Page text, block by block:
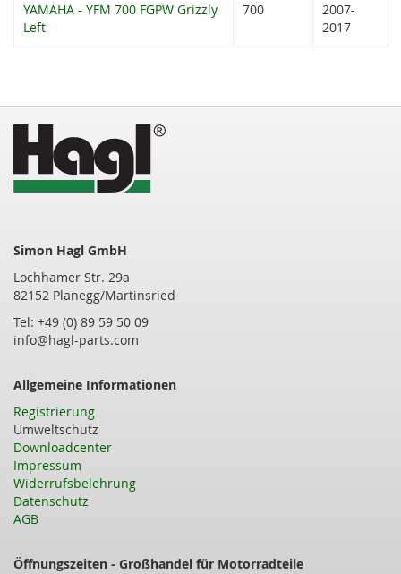
YAMAHA - YFM 700 FGPW Grizzly
Left
700
2007-
2017
Simon Hagl GmbH
Lochhamer Str. 29a
82152 Planegg/Martinsried
Tel: +49 (0) 89 59 50 09
info@hagl-parts.com
Allgemeine Informationen
Registrierung
Umweltschutz
Downloadcenter
Impressum
Widerrufsbelehrung
Datenschutz
AGB
Öffnungszeiten - Großhandel für Motorradteile